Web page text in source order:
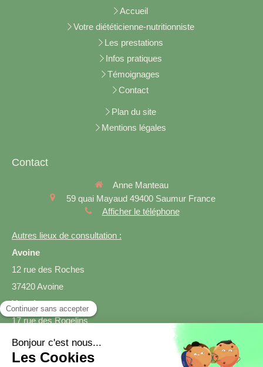
Accueil
Votre diététicienne-nutritionniste
Les prestations
Infos pratiques
Témoignages
Contact
Plan du site
Mentions légales
Contact
Anne Manteau
59 quai Mayaud 49400 Saumur France
Afficher le téléphone
Autres lieux de consultation :
Avoine
12 rue des Roches
37420 Avoine
Varrains
17 rue des Rogelins
49400 Varrains
Prendre rendez-vous